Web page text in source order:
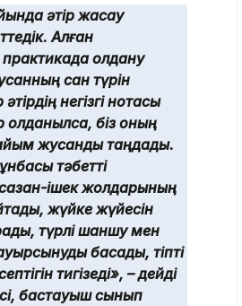
әтір жасау
Алған
практикада қолдану
сан түрін
әтірдің негізгі нотасы
қолданылса, біз оның
жусанды таңдадық.
тәбетті
ішек жолдарының
жүйке жүйесін
түрлі шаншу мен
басады, тіпті
тигізеді», – дейді
бастауыш сынып